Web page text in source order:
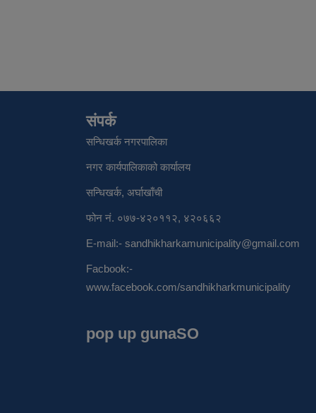
संपर्क
सन्धिखर्क नगरपालिका
नगर कार्यपालिकाको कार्यालय
सन्धिखर्क, अर्घाखाँची
फोन नं. ०७७-४२०११२, ४२०६६२
E-mail:- sandhikharkamunicipality@gmail.com
Facbook:-
www.facebook.com/sandhikharkmunicipality
pop up gunaSO